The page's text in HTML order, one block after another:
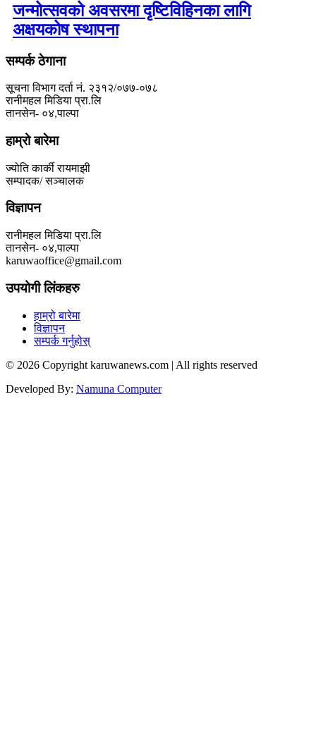
जन्मोत्सवको अवसरमा दृष्टिविहिनका लागि
अक्षयकोष स्थापना
सम्पर्क ठेगाना
सूचना विभाग दर्ता नं. २३१२/०७७-०७८
रानीमहल मिडिया प्रा.लि
तानसेन- ०४,पाल्पा
हाम्रो बारेमा
ज्योति कार्की रायमाझी
सम्पादक/ सञ्चालक
विज्ञापन
रानीमहल मिडिया प्रा.लि
तानसेन- ०४,पाल्पा
karuwaoffice@gmail.com
उपयोगी लिंकहरु
हाम्रो बारेमा
विज्ञापन
सम्पर्क गर्नुहोस्
© 2026 Copyright karuwanews.com | All rights reserved
Developed By: Namuna Computer